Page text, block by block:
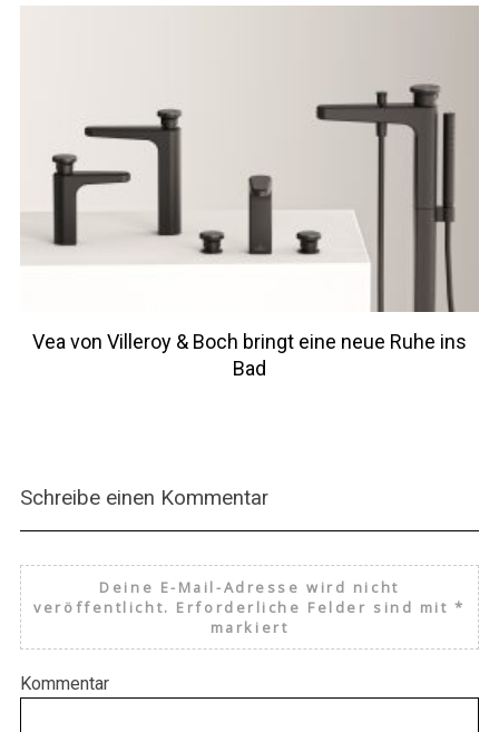
Vea von Villeroy & Boch bringt eine neue Ruhe ins
Bad
Schreibe einen Kommentar
Deine E-Mail-Adresse wird nicht
veröffentlicht. Erforderliche Felder sind mit*
markiert
Kommentar